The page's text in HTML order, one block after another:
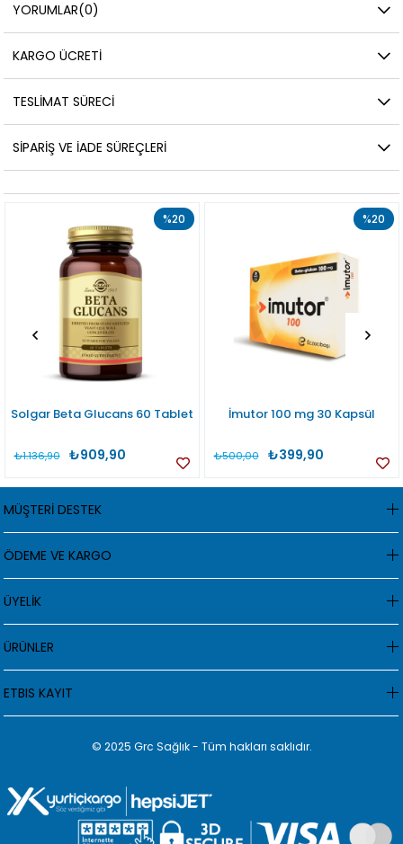
YORUMLAR(0)
KARGO ÜCRETI
TESLIMAT SÜRECI
SIPARIŞ VE İADE SÜREÇLERI
Solgar Beta Glucans 60 Tablet
₺909,90
₺1.136,90
%20
İmutor 100 mg 30 Kapsül
₺399,90
₺500,00
%20
MÜŞTERİ DESTEK
ÖDEME VE KARGO
ÜYELİK
ÜRÜNLER
ETBIS KAYIT
© 2025 Grc Sağlık - Tüm hakları saklıdır.